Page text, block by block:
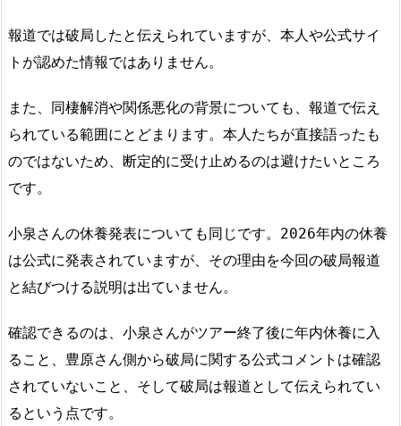
報道では破局したと伝えられていますが、本人や公式サイ
トが認めた情報ではありません。
また、同棲解消や関係悪化の背景についても、報道で伝え
られている範囲にとどまります。本人たちが直接語ったも
のではないため、断定的に受け止めるのは避けたいところ
です。
小泉さんの休養発表についても同じです。2026年内の休養
は公式に発表されていますが、その理由を今回の破局報道
と結びつける説明は出ていません。
確認できるのは、小泉さんがツアー終了後に年内休養に入
ること、豊原さん側から破局に関する公式コメントは確認
されていないこと、そして破局は報道として伝えられてい
るという点です。